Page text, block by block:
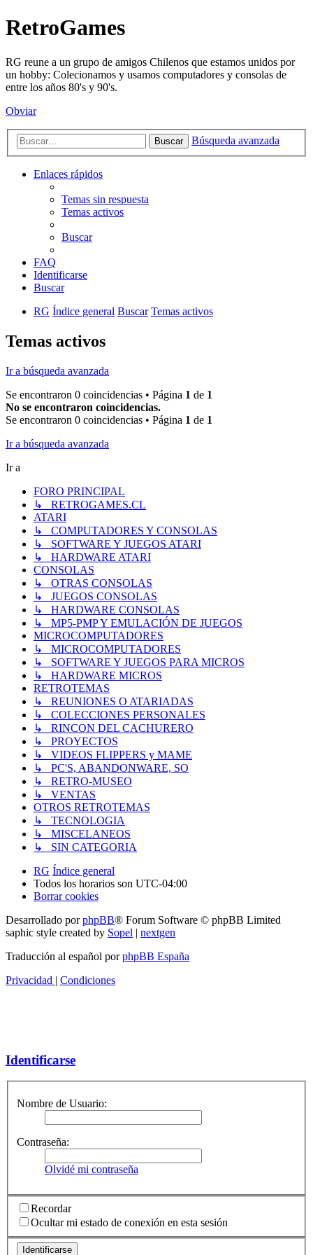
RetroGames
RG reune a un grupo de amigos Chilenos que estamos unidos por
un hobby: Colecionamos y usamos computadores y consolas de
entre los años 80's y 90's.
Obviar
Buscar Búsqueda avanzada
Enlaces rápidos
Temas sin respuesta
Temas activos
Buscar
FAQ
Identificarse
Buscar
RG Índice general Buscar Temas activos
Temas activos
Ir a búsqueda avanzada
Se encontraron 0 coincidencias • Página 1 de 1
No se encontraron coincidencias.
Se encontraron 0 coincidencias • Página 1 de 1
Ir a búsqueda avanzada
Ir a
FORO PRINCIPAL
↳ RETROGAMES.CL
ATARI
↳ COMPUTADORES Y CONSOLAS
↳ SOFTWARE Y JUEGOS ATARI
↳ HARDWARE ATARI
CONSOLAS
↳ OTRAS CONSOLAS
↳ JUEGOS CONSOLAS
↳ HARDWARE CONSOLAS
↳ MP5-PMP Y EMULACIÓN DE JUEGOS
MICROCOMPUTADORES
↳ MICROCOMPUTADORES
↳ SOFTWARE Y JUEGOS PARA MICROS
↳ HARDWARE MICROS
RETROTEMAS
↳ REUNIONES O ATARIADAS
↳ COLECCIONES PERSONALES
↳ RINCON DEL CACHURERO
↳ PROYECTOS
↳ VIDEOS FLIPPERS y MAME
↳ PC'S, ABANDONWARE, SO
↳ RETRO-MUSEO
↳ VENTAS
OTROS RETROTEMAS
↳ TECNOLOGIA
↳ MISCELANEOS
↳ SIN CATEGORIA
RG Índice general
Todos los horarios son UTC-04:00
Borrar cookies
Desarrollado porphpBB® Forum Software © phpBB Limited
saphic style created by Sopel | nextgen
Traducción al español porphpBB España
Privacidad | Condiciones
Identificarse
Nombre de Usuario:
Contraseña:
Olvidé mi contraseña
Recordar
Ocultar mi estado de conexión en esta sesión